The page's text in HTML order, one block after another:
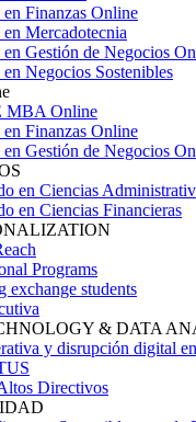
en Finanzas Online
Mercadotecnia
en Gestión de Negocios
Negocios Sostenibles
MBA Online
en Finanzas Online
en Gestión de Negocios
en Ciencias
en Ciencias Financieras
Programs
exchange students
& DATA
y disrupción digital
Directivos